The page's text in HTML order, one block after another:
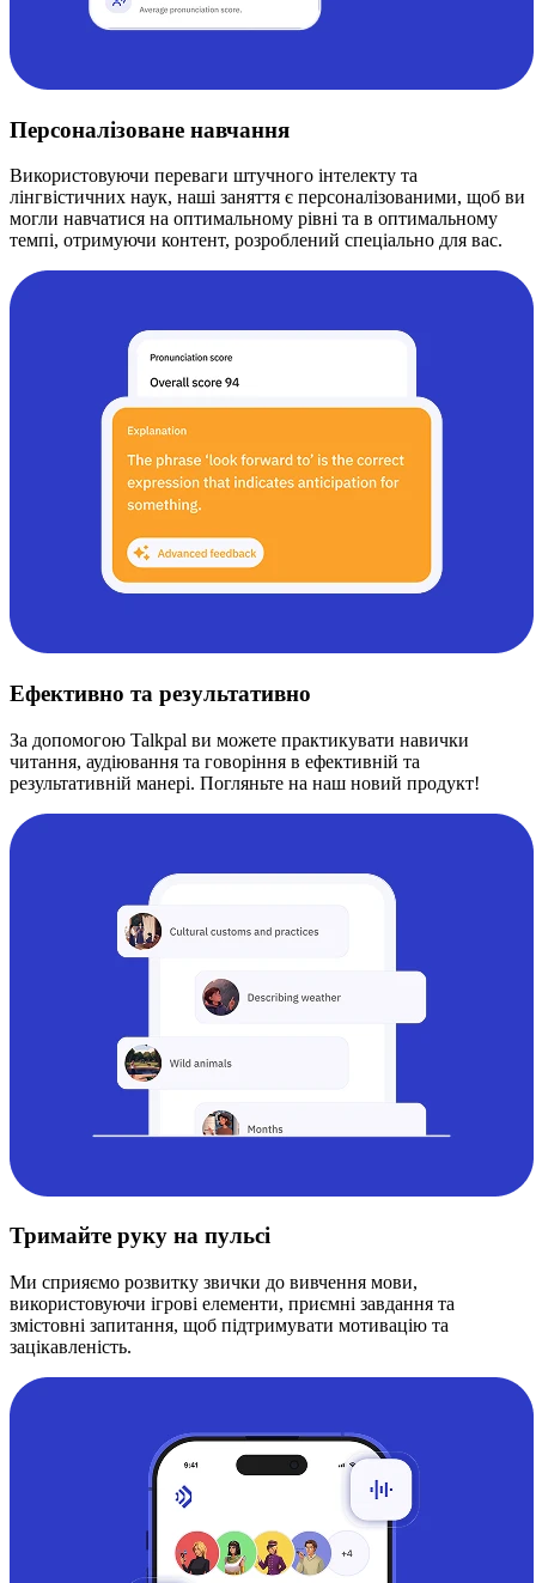
Персоналізоване навчання
Використовуючи переваги штучного інтелекту та
лінгвістичних наук, наші заняття є персоналізованими, щоб ви
могли навчатися на оптимальному рівні та в оптимальному
темпі, отримуючи контент, розроблений спеціально для вас.
Ефективно та результативно
За допомогою Talkpal ви можете практикувати навички
читання, аудіювання та говоріння в ефективній та
результативній манері. Погляньте на наш новий продукт!
Тримайте руку на пульсі
Ми сприяємо розвитку звички до вивчення мови,
використовуючи ігрові елементи, приємні завдання та
змістовні запитання, щоб підтримувати мотивацію та
зацікавленість.